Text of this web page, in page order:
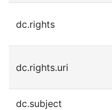
dc.rights
dc.rights.uri
dc.subject